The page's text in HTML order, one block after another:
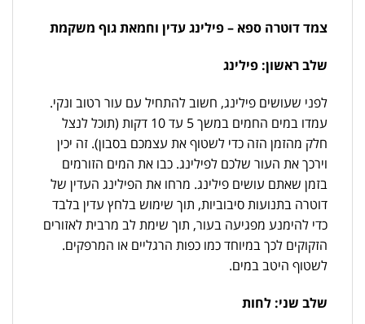
צמד דוטרה ספא – פילינג עדין וחמאת גוף משקמת
שלב ראשון: פילינג
לפני שעושים פילינג, חשוב להתחיל עם עור רטוב ונקי.
עמדו במים החמים במשך 5 עד 10 דקות (תוכל לנצל
חלק מהזמן הזה כדי לשטוף את עצמכם בסבון). זה יכין
וירכך את העור שלכם לפילינג. כבו את המים הזורמים
בזמן שאתם עושים פילינג. מרחו את הפילינג העדין של
דוטרה בתנועות סיבוביות, תוך שימוש בלחץ עדין בלבד
כדי להימנע מפגיעה בעור, תוך שימת לב מרבית לאזורים
הזקוקים לכך במיוחד כמו כפות הרגליים או המרפקים.
לשטוף היטב במים.
שלב שני: לחות